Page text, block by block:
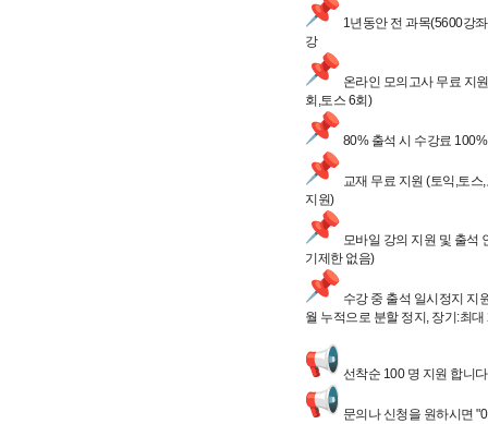
1년동안 전 과목(5600강
강
온라인 모의고사 무료 지
회,토스 6회)
80% 출석 시 수강료
교재 무료 지원 (토익,토스
지원)
모바일 강의 지원 및 출석
기제한 없음)
수강 중 출석 일시정지 지
월 누적으로 분할 정지, 장기:최대
선착순 100 명 지원 합니
문의나 신청을 원하시면